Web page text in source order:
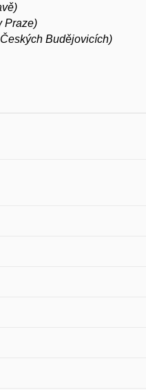
Praze)
Budějovicích)